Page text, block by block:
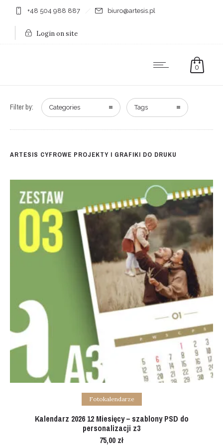
+48 504 988 887 biuro@artesis.pl
Login on site
0
Filter by: Categories Tags
ARTESIS CYFROWE PROJEKTY I GRAFIKI DO DRUKU
Add to cart
Fotokalendarze
Kalendarz 2026 12 Miesięcy – szablony PSD do
personalizacji z3
75,00 zł